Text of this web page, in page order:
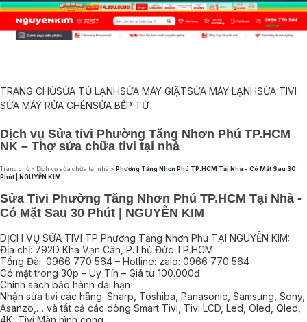
TRANG CHỦSỬA TỦ LẠNHSỬA MÁY GIẶTSỬA MÁY LẠNHSỬA TIVI
SỬA MÁY RỬA CHÉNSỬA BẾP TỪ
Dịch vụ Sửa tivi Phường Tăng Nhơn Phú TP.HCM
NK – Thợ sửa chữa tivi tại nhà
Trang chủ > Dịch vụ sửa chữa tại nhà > Phường Tăng Nhơn Phú TP.HCM Tại Nhà - Có Mặt Sau 30
Phút | NGUYỄN KIM
Sửa Tivi Phường Tăng Nhơn Phú TP.HCM Tại Nhà -
Có Mặt Sau 30 Phút | NGUYỄN KIM
DỊCH VỤ SỬA TIVI TP Phường Tăng Nhơn Phú TẠI NGUYỄN KIM:
Địa chỉ: 792D Kha Vạn Cân, P.Thủ Đức TP.HCM
Tổng Đài: 0966 770 564 – Hotline: zalo: 0966 770 564
Có mặt trong 30p – Uy Tín – Giá từ 100.000đ
Chính sách bảo hành dài hạn
Nhận sửa tivi các hãng: Sharp, Toshiba, Panasonic, Samsung, Sony,
Asanzo,… và tất cả các dòng Smart Tivi, Tivi LCD, Led, Oled, Qled,